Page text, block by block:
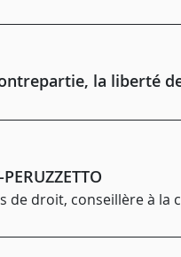
la liberté
de droit, conseillère à